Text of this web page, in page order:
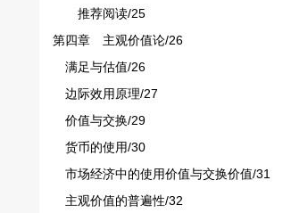
推荐阅读/25
第四章 主观价值论/26
满足与估值/26
边际效用原理/27
价值与交换/29
货币的使用/30
市场经济中的使用价值与交换价值/31
主观价值的普遍性/32